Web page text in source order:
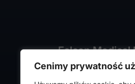
Cenimy prywatność
Falcon Medical
ul. Rajmunda